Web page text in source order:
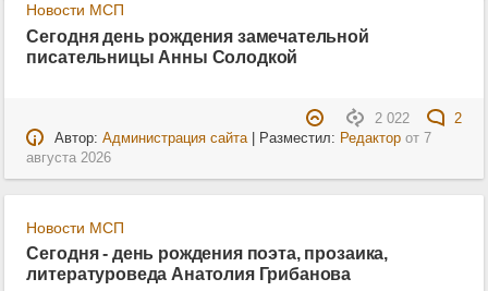
Новости МСП
Сегодня день рождения замечательной
писательницы Анны Солодкой
2 022
2
Автор: Администрация сайта| Разместил: Редакторот 7
августа 2026
Новости МСП
Сегодня - день рождения поэта, прозаика,
литературоведа Анатолия Грибанова